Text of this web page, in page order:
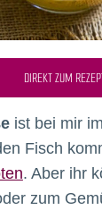
DIREKT ZUM
ist bei mir
Fisch
. Aber ihr
zum